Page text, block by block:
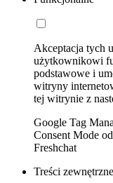
Akceptacja tych
użytkownikowi
podstawowe i
witryny
tej witrynie z
Google Tag
Consent Mode
Freshchat
Treści zewnętrzne